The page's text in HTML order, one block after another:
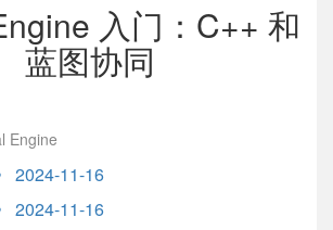
入门：C++ 和
蓝图协同
Engine
2024-11-16
2024-11-16